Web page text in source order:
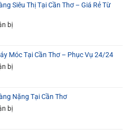
Siêu Thị Tại Cần Thơ – Giá Rẻ Từ
bị
Móc Tại Cần Thơ – Phục Vụ 24/24
bị
Nặng Tại Cần Thơ
bị